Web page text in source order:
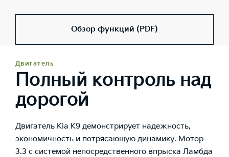
Обзор функций (PDF)
Двигатель
Полный контроль над
дорогой
Двигатель Kia K9 демонстрирует надежность,
экономичность и потрясающую динамику. Мотор
3.3 с системой непосредственного впрыска Ламбда